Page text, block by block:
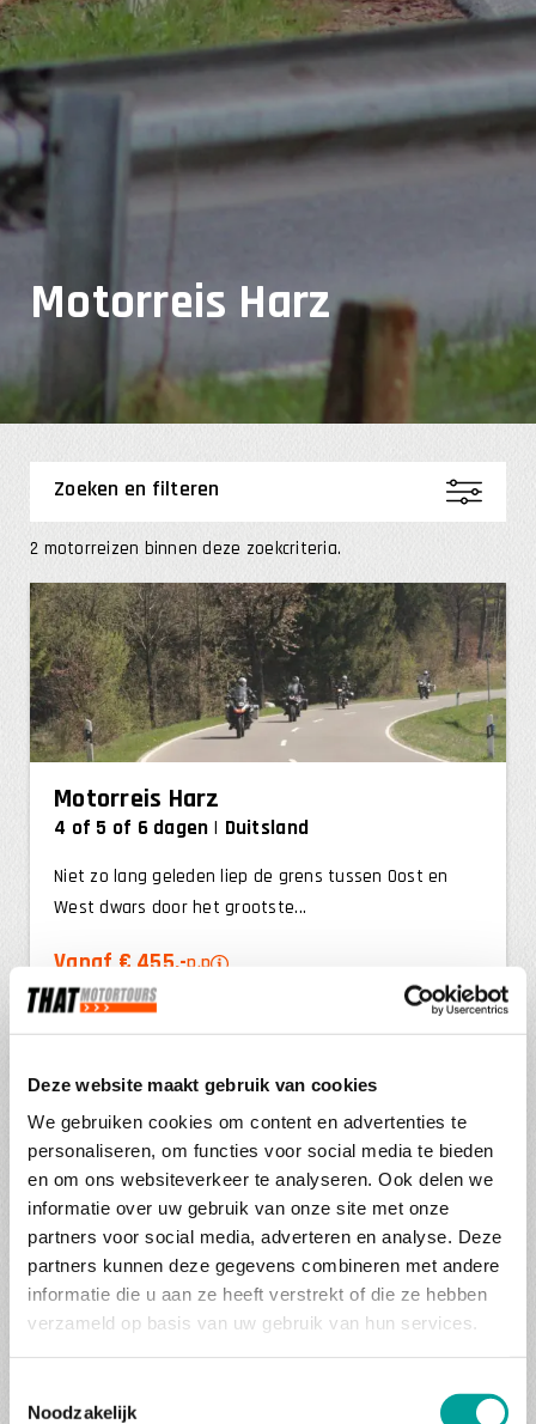
Deze website maakt gebruik van cookies
We gebruiken cookies om content en advertenties te
personaliseren, om functies voor social media te bieden
en om ons websiteverkeer te analyseren. Ook delen we
informatie over uw gebruik van onze site met onze
partners voor social media, adverteren en analyse. Deze
partners kunnen deze gegevens combineren met andere
informatie die u aan ze heeft verstrekt of die ze hebben
verzameld op basis van uw gebruik van hun services.
Noodzakelijk
Motorreis Harz
Zoeken en filteren
2 motorreizen binnen deze zoekcriteria.
Motorreis Harz
4 of 5 of 6 dagen Duitsland
Niet zo lang geleden liep de grens tussen Oost en
West dwars door het grootste...
Vanaf € 455,-p.p
BEKIJK DEZE REIS
Motorreis Combi Harz – Sauerland
7 dagen Duitsland
afwisselend motorrijden. Dankzij slimme